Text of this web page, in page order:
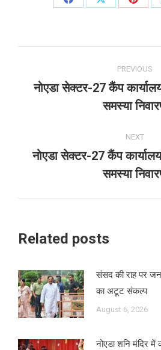
Share
Share
Share
navigation
PREVIOUS
post:
नोएडा सेक्टर-27 कैंप
समस्या
NEXT
Next
post:
नोएडा सेक्टर-27 कैंप
समस्या
Related posts
संसद की राह पर
का अटूट संकल्प
August 6, 2026
नोएडा शनि मंदिर में